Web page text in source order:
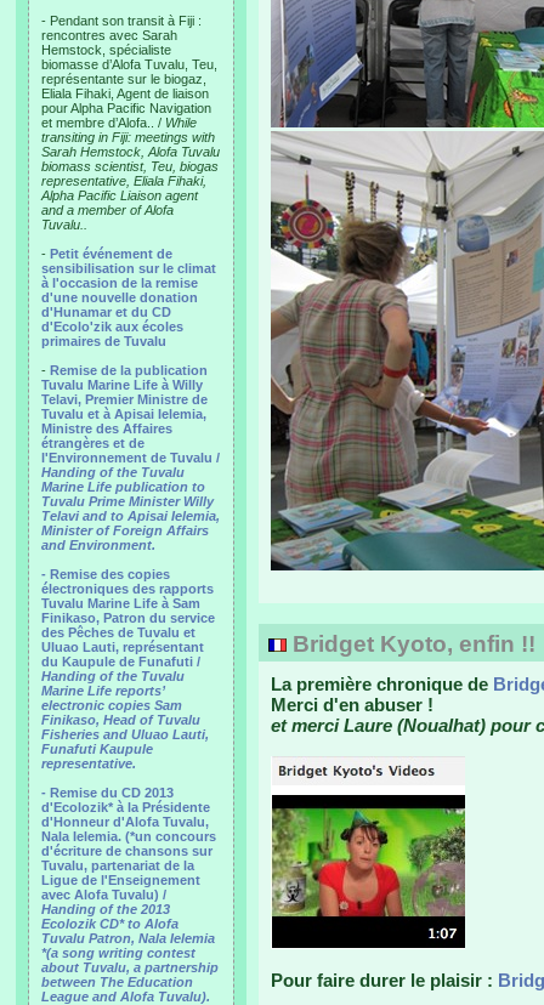
- Pendant son transit à Fiji :
rencontres avec Sarah
Hemstock, spécialiste
biomasse d’Alofa Tuvalu, Teu,
représentante sur le biogaz,
Eliala Fihaki, Agent de liaison
pour Alpha Pacific Navigation
et membre d’Alofa.. / While
transiting in Fiji: meetings with
Sarah Hemstock, Alofa Tuvalu
biomass scientist, Teu, biogas
representative, Eliala Fihaki,
Alpha Pacific Liaison agent
and a member of Alofa
Tuvalu..
- Petit événement de
sensibilisation sur le climat
à l'occasion de la remise
d'une nouvelle donation
d'Hunamar et du CD
d'Ecolo'zik aux écoles
primaires de Tuvalu
- Remise de la publication
Tuvalu Marine Life à Willy
Telavi, Premier Ministre de
Tuvalu et à Apisai Ielemia,
Ministre des Affaires
étrangères et de
l'Environnement de Tuvalu /
Handing of the Tuvalu
Marine Life publication to
Tuvalu Prime Minister Willy
Telavi and to Apisai Ielemia,
Minister of Foreign Affairs
and Environment.
- Remise des copies
électroniques des rapports
Tuvalu Marine Life à Sam
Finikaso, Patron du service
des Pêches de Tuvalu et
Uluao Lauti, représentant
du Kaupule de Funafuti /
Handing of the Tuvalu
Marine Life reports’
electronic copies Sam
Finikaso, Head of Tuvalu
Fisheries and Uluao Lauti,
Funafuti Kaupule
representative.
- Remise du CD 2013
d'Ecolozik* à la Présidente
d'Honneur d'Alofa Tuvalu,
Nala Ielemia. (*un concours
d'écriture de chansons sur
Tuvalu, partenariat de la
Ligue de l'Enseignement
avec Alofa Tuvalu) /
Handing of the 2013
Ecolozik CD* to Alofa
Tuvalu Patron, Nala Ielemia
*(a song writing contest
about Tuvalu, a partnership
between The Education
League and Alofa Tuvalu).
Bridget Kyoto, enfin !!
La première chronique de
Merci d'en abuser !
et merci Laure (Noualhat) pour
Pour faire durer le plaisir :